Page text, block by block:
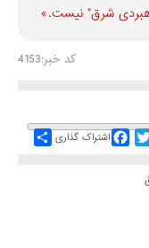
شرق" نیست.»
کد خبر:4153
Share اشتراک گذاری
Facebook